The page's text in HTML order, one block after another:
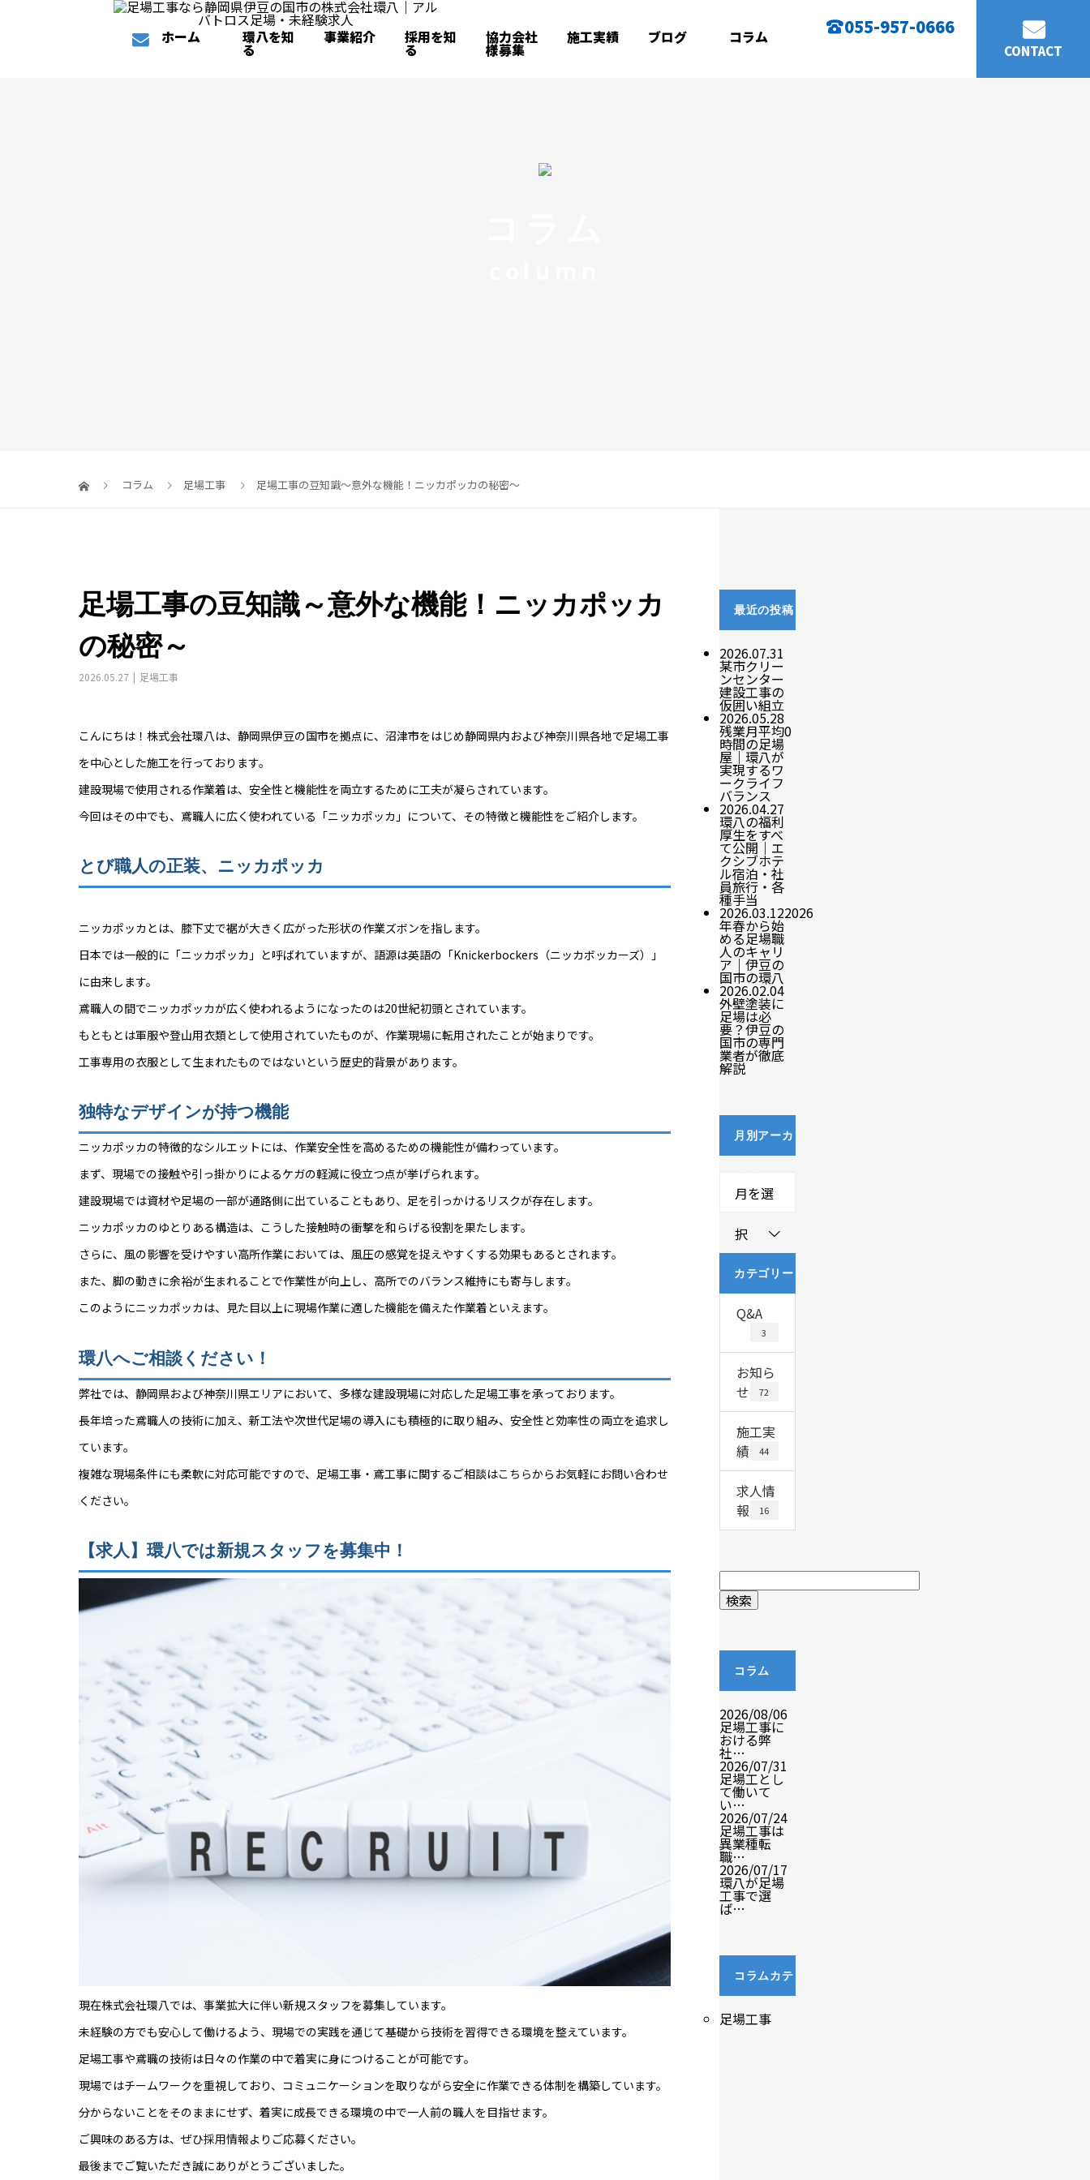
ホーム 環八を知
る
事業紹介 採用を知
る
協力会社
様募集
施工実績 ブログ コラム 055-957-0666
CONTACT
コラム 足場工事 足場工事の豆知識～意外な機能！ニッカポッカの秘密～
足場工事の豆知識～意外な機能！ニッカポッカ
の秘密～
2026.05.27 足場工事
こんにちは！株式会社環八は、静岡県伊豆の国市を拠点に、沼津市をはじめ静岡県内および神奈川県各地で足場工事
を中心とした施工を行っております。
建設現場で使用される作業着は、安全性と機能性を両立するために工夫が凝らされています。
今回はその中でも、鳶職人に広く使われている「ニッカポッカ」について、その特徴と機能性をご紹介します。
とび職人の正装、ニッカポッカ
ニッカポッカとは、膝下丈で裾が大きく広がった形状の作業ズボンを指します。
日本では一般的に「ニッカポッカ」と呼ばれていますが、語源は英語の「Knickerbockers（ニッカボッカーズ）」
に由来します。
鳶職人の間でニッカポッカが広く使われるようになったのは20世紀初頭とされています。
もともとは軍服や登山用衣類として使用されていたものが、作業現場に転用されたことが始まりです。
工事専用の衣服として生まれたものではないという歴史的背景があります。
独特なデザインが持つ機能
ニッカポッカの特徴的なシルエットには、作業安全性を高めるための機能性が備わっています。
まず、現場での接触や引っ掛かりによるケガの軽減に役立つ点が挙げられます。
建設現場では資材や足場の一部が通路側に出ていることもあり、足を引っかけるリスクが存在します。
ニッカポッカのゆとりある構造は、こうした接触時の衝撃を和らげる役割を果たします。
さらに、風の影響を受けやすい高所作業においては、風圧の感覚を捉えやすくする効果もあるとされます。
また、脚の動きに余裕が生まれることで作業性が向上し、高所でのバランス維持にも寄与します。
このようにニッカポッカは、見た目以上に現場作業に適した機能を備えた作業着といえます。
環八へご相談ください！
弊社では、静岡県および神奈川県エリアにおいて、多様な建設現場に対応した足場工事を承っております。
長年培った鳶職人の技術に加え、新工法や次世代足場の導入にも積極的に取り組み、安全性と効率性の両立を追求し
ています。
複雑な現場条件にも柔軟に対応可能ですので、足場工事・鳶工事に関するご相談はこちらからお気軽にお問い合わせ
ください。
【求人】環八では新規スタッフを募集中！
現在株式会社環八では、事業拡大に伴い新規スタッフを募集しています。
未経験の方でも安心して働けるよう、現場での実践を通じて基礎から技術を習得できる環境を整えています。
足場工事や鳶職の技術は日々の作業の中で着実に身につけることが可能です。
現場ではチームワークを重視しており、コミュニケーションを取りながら安全に作業できる体制を構築しています。
分からないことをそのままにせず、着実に成長できる環境の中で一人前の職人を目指せます。
ご興味のある方は、ぜひ採用情報よりご応募ください。
最後までご覧いただき誠にありがとうございました。
最近の投稿
2026.07.31
某市クリー
ンセンター
建設工事の
仮囲い組立
2026.05.28
残業月平均0
時間の足場
屋｜環八が
実現するワ
ークライフ
バランス
2026.04.27
環八の福利
厚生をすべ
て公開｜エ
クシブホテ
ル宿泊・社
員旅行・各
種手当
2026.03.122026
年春から始
める足場職
人のキャリ
ア｜伊豆の
国市の環八
2026.02.04
外壁塗装に
足場は必
要？伊豆の
国市の専門
業者が徹底
解説
月別アーカ
月を選
択
カテゴリー
Q&A
3
お知ら
せ
72
施工実
績
44
求人情
報
16
コラム
2026/08/06
足場工事に
おける弊
社…
2026/07/31
足場工とし
て働いて
い…
2026/07/24
足場工事は
異業種転
職…
2026/07/17
環八が足場
工事で選
ば…
コラムカテ
ゴリ
足場工事